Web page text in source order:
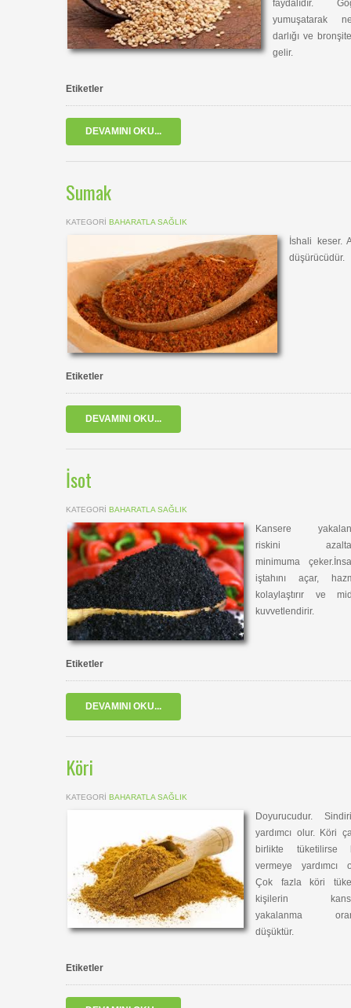
faydalıdır.
yumuşatarak
darlığı ve
gelir.
Etiketler
DEVAMINI OKU...
Sumak
KATEGORI BAHARATLA SAĞLIK
İshali keser.
düşürücüdür.
Etiketler
DEVAMINI OKU...
İsot
KATEGORI BAHARATLA SAĞLIK
Kansere
riskini
minimuma
iştahını açar,
kolaylaştırır ve
kuvvetlendirir.
Etiketler
DEVAMINI OKU...
Köri
KATEGORI BAHARATLA SAĞLIK
Doyurucudur.
yardımcı olur. Köri
birlikte tüketilirse
vermeye yardımcı
Çok fazla köri
kişilerin
yakalanma
düşüktür.
Etiketler